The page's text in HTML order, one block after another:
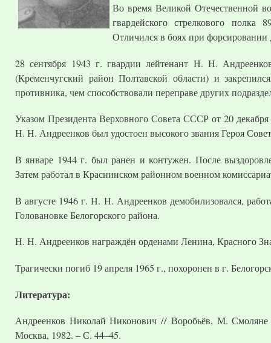
Во время Великой Отечественной
гвардейского стрелкового
Отличился в боях при форсировании
28 сентября 1943 г. гвардии лейтенант Н. Н.
(Кременчугский район Полтавской области) и
противника, чем способствовали переправе других
Указом Президента Верховного Совета СССР от 20
Н. Н. Андреенков был удостоен высокого звания Героя
В январе 1944 г. был ранен и контужен. После
Затем работал в Краснинском районном военном
В августе 1946 г. Н. Н. Андреенков демобилизовался,
Головановке Белогорского района.
Н. Н. Андреенков награждён орденами Ленина, Красного
Трагически погиб 19 апреля 1965 г., похоронен в г.
Литература:
Андреенков Николай Никонович // Воробьёв, М.
Москва, 1982. – С. 44–45.